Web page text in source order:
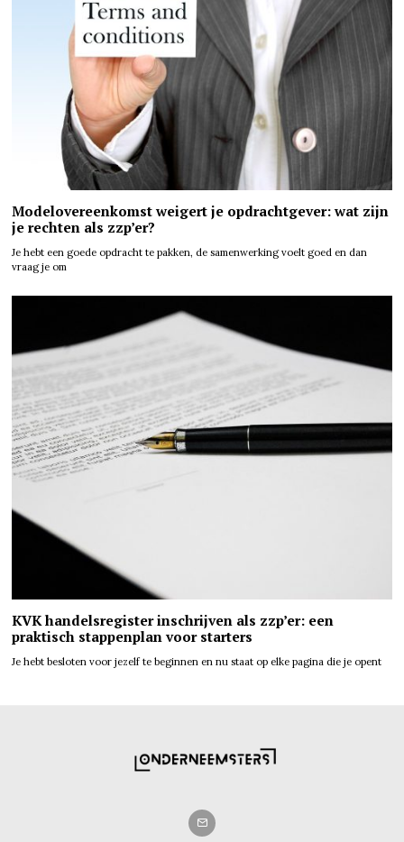
Modelovereenkomst weigert je opdrachtgever: wat zijn
je rechten als zzp’er?
Je hebt een goede opdracht te pakken, de samenwerking voelt goed en dan
vraag je om
KVK handelsregister inschrijven als zzp’er: een
praktisch stappenplan voor starters
Je hebt besloten voor jezelf te beginnen en nu staat op elke pagina die je opent